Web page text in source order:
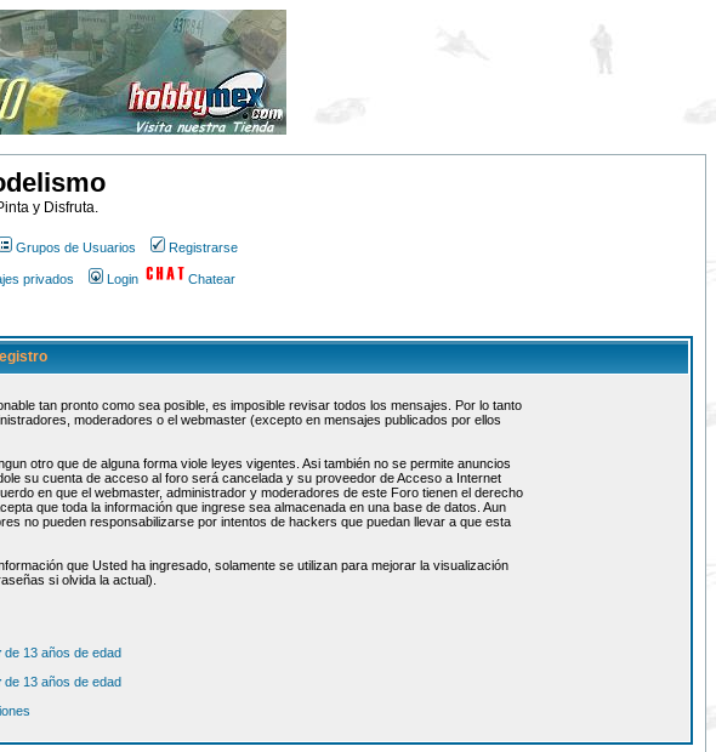
y Disfruta.
Grupos de Usuarios Registrarse
privados Login Chatear
tan pronto como sea posible, es imposible revisar todos los mensajes. Por lo tanto
moderadores o el webmaster (excepto en mensajes publicados por ellos
otro que de alguna forma viole leyes vigentes. Asi también no se permite anuncios
su cuenta de acceso al foro será cancelada y su proveedor de Acceso a Internet
en que el webmaster, administrador y moderadores de este Foro tienen el derecho
que toda la información que ingrese sea almacenada en una base de datos. Aun
no pueden responsabilizarse por intentos de hackers que puedan llevar a que esta
que Usted ha ingresado, solamente se utilizan para mejorar la visualización
si olvida la actual).
de 13 años de edad
de 13 años de edad